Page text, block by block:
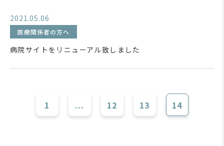
2021.05.06
医療関係者の方へ
病院サイトをリニューアル致しました
1 ... 12 13 14